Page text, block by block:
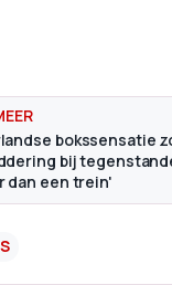
bokssensatie
bij
dan een trein'